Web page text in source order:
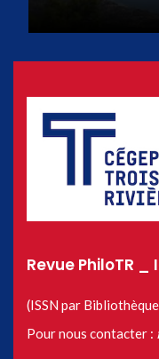
Revue PhiloTR _
(ISSN par
Pour nous contacter :